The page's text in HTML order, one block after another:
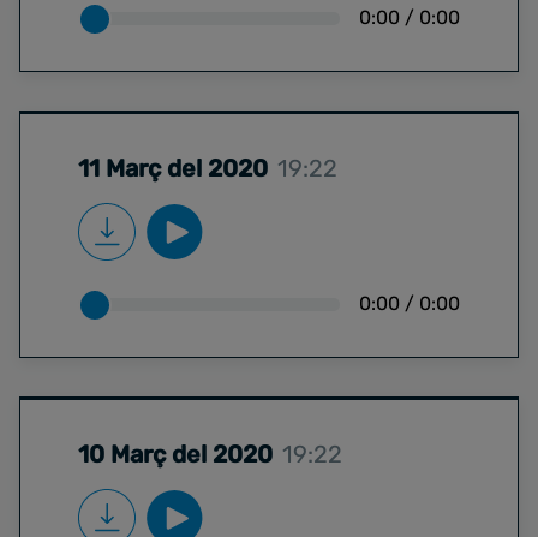
0:00 / 0:00
11 Març del 2020 19:22
0:00 / 0:00
10 Març del 2020 19:22